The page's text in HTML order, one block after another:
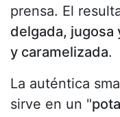
prensa. El
delgada, jugosa
y caramelizada.
La auténtica
sirve en un "